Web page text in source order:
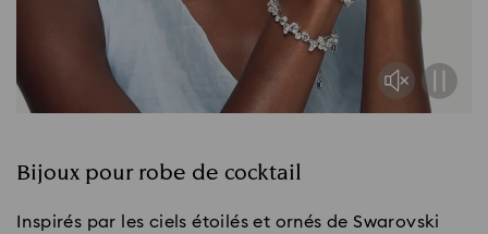
Bijoux pour robe de cocktail
Inspirés par les ciels étoilés et ornés de Swarovski